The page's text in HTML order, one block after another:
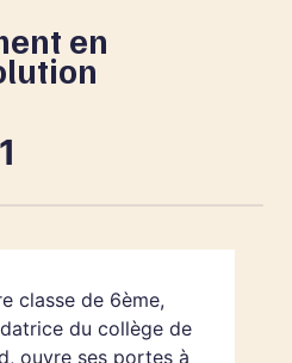
en
classe de 6ème,
du collège de
ouvre ses portes à